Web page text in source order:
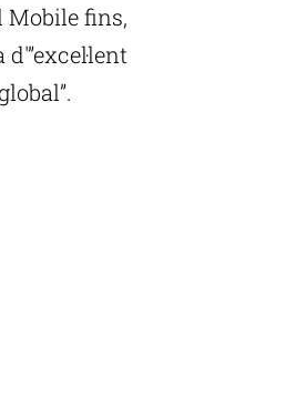
Mobile fins,